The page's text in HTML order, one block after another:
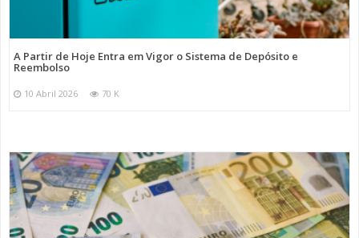
A Partir de Hoje Entra em Vigor o Sistema de Depósito e
Reembolso
10 Abril 2026 70 K